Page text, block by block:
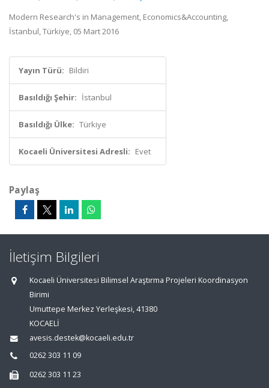
Modern Research's in Management, Economics&Accounting,
İstanbul, Türkiye, 05 Mart 2016
Yayın Türü: Bildiri
Basıldığı Şehir: İstanbul
Basıldığı Ülke: Türkiye
Kocaeli Üniversitesi Adresli: Evet
Paylaş
İletişim Bilgileri
Kocaeli Üniversitesi Bilimsel Araştırma Projeleri Koordinasyon
Birimi
Umuttepe Merkez Yerleşkesi, 41380
KOCAELİ
avesis.destek@kocaeli.edu.tr
0262 303 11 09
0262 303 11 23